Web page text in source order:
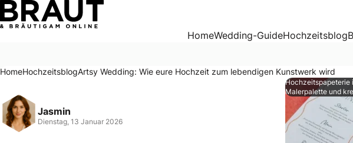
Artsy Wedding: Wie eure Hochzeit zum lebendigen Kunstwerk wird
HomeWedding-GuideHochzeitsblog
HomeHochzeitsblogArtsy Wedding: Wie eure Hochzeit zum lebendigen Kunstwerk wird
Jasmin
Dienstag, 13 Januar 2026
Hochzeitspapeterie
Malerpalette und